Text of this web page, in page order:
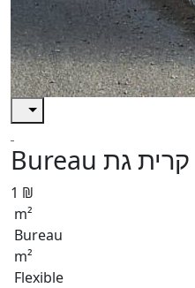
Bureau קרית גת
1 ₪
m²
Bureau
m²
Flexible